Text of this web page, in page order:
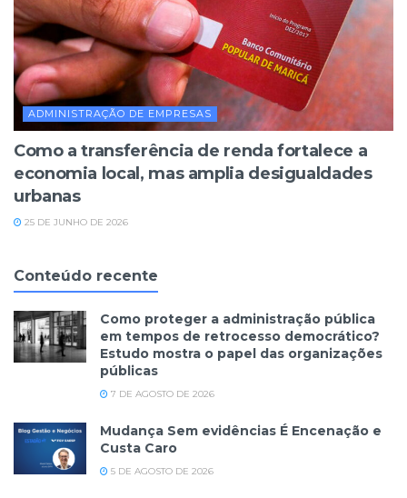
ADMINISTRAÇÃO DE EMPRESAS
Como a transferência de renda fortalece a
economia local, mas amplia desigualdades
urbanas
25 DE JUNHO DE 2026
Conteúdo recente
Como proteger a administração pública
em tempos de retrocesso democrático?
Estudo mostra o papel das organizações
públicas
7 DE AGOSTO DE 2026
Mudança Sem evidências É Encenação e
Custa Caro
5 DE AGOSTO DE 2026